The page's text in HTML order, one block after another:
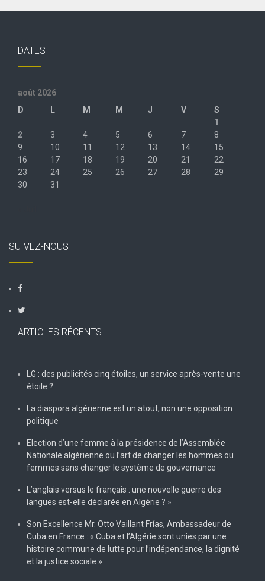
DATES
août 2026
D
L M M J V
S
1
2
3 4 5 6 7
8
9
10 11 12 13 14
15
16
17 18 19 20 21
22
23
24 25 26 27 28
29
30
31
SUIVEZ-NOUS
ARTICLES RÉCENTS
LG : des publicités cinq étoiles, un service après-vente une
étoile ?
La diaspora algérienne est un atout, non une opposition
politique
Election d’une femme à la présidence de l’Assemblée
Nationale algérienne ou l’art de changer les hommes ou
femmes sans changer le système de gouvernance
L’anglais versus le français : une nouvelle guerre des
langues est-elle déclarée en Algérie ? »
Son Excellence Mr. Otto Vaillant Frías, Ambassadeur de
Cuba en France : « Cuba et l’Algérie sont unies par une
histoire commune de lutte pour l’indépendance, la dignité
et la justice sociale »